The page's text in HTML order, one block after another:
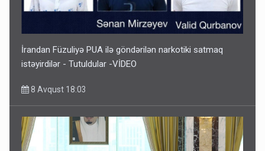
İrandan Füzuliyə PUA ilə göndərilən narkotiki satmaq
istəyirdilər - Tutuldular -VİDEO
8 Avqust 18:03